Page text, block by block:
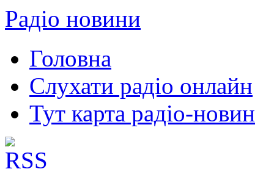
Радіо новини
Головна
Слухати радіо онлайн
Тут карта радіо-новин